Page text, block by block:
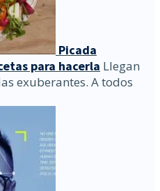
Picada
para hacerla Llegan
exuberantes. A todos